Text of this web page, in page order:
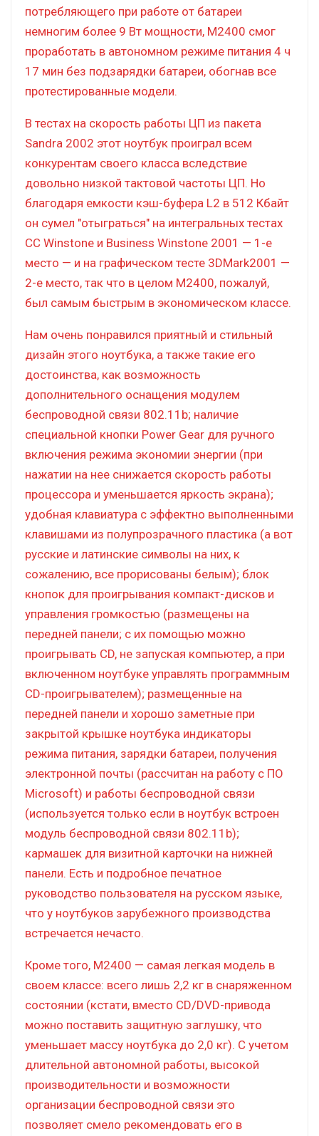
потребляющего при работе от батареи
немногим более 9 Вт мощности, M2400 смог
проработать в автономном режиме питания 4 ч
17 мин без подзарядки батареи, обогнав все
протестированные модели.
В тестах на скорость работы ЦП из пакета
Sandra 2002 этот ноутбук проиграл всем
конкурентам своего класса вследствие
довольно низкой тактовой частоты ЦП. Но
благодаря емкости кэш-буфера L2 в 512 Кбайт
он сумел "отыграться" на интегральных тестах
CC Winstone и Business Winstone 2001 — 1-е
место — и на графическом тесте 3DMark2001 —
2-е место, так что в целом M2400, пожалуй,
был самым быстрым в экономическом классе.
Нам очень понравился приятный и стильный
дизайн этого ноутбука, а также такие его
достоинства, как возможность
дополнительного оснащения модулем
беспроводной связи 802.11b; наличие
специальной кнопки Power Gear для ручного
включения режима экономии энергии (при
нажатии на нее снижается скорость работы
процессора и уменьшается яркость экрана);
удобная клавиатура с эффектно выполненными
клавишами из полупрозрачного пластика (а вот
русские и латинские символы на них, к
сожалению, все прорисованы белым); блок
кнопок для проигрывания компакт-дисков и
управления громкостью (размещены на
передней панели; с их помощью можно
проигрывать CD, не запуская компьютер, а при
включенном ноутбуке управлять программным
CD-проигрывателем); размещенные на
передней панели и хорошо заметные при
закрытой крышке ноутбука индикаторы
режима питания, зарядки батареи, получения
электронной почты (рассчитан на работу с ПО
Microsoft) и работы беспроводной связи
(используется только если в ноутбук встроен
модуль беспроводной связи 802.11b);
кармашек для визитной карточки на нижней
панели. Есть и подробное печатное
руководство пользователя на русском языке,
что у ноутбуков зарубежного производства
встречается нечасто.
Кроме того, M2400 — самая легкая модель в
своем классе: всего лишь 2,2 кг в снаряженном
состоянии (кстати, вместо CD/DVD-привода
можно поставить защитную заглушку, что
уменьшает массу ноутбука до 2,0 кг). С учетом
длительной автономной работы, высокой
производительности и возможности
организации беспроводной связи это
позволяет смело рекомендовать его в